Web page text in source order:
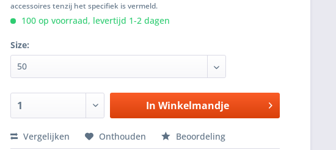
accessoires tenzij het specifiek is vermeld.
100 op voorraad, levertijd 1-2 dagen
Size:
In Winkelmandje
Vergelijken Onthouden Beoordeling